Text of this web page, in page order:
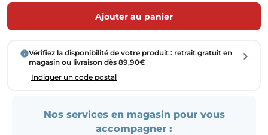
Ajouter au panier
Vérifiez la disponibilité de votre produit : retrait gratuit en
magasin ou livraison dès 89,90€
Indiquer un code postal
Nos services en magasin pour vous
accompagner :